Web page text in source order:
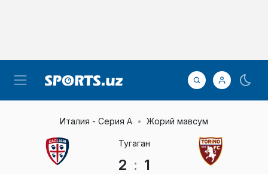
Италия - Серия А Жорий мавсум
Тугаган
2 : 1